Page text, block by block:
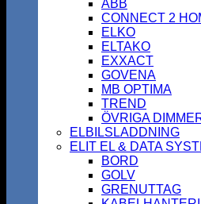
ABB
CONNECT 2
ELKO
ELTAKO
EXXACT
GOVENA
MB OPTIMA
TREND
ÖVRIGA
ELBILSLADDNING
ELIT EL & DATA
BORD
GOLV
GRENUTTAG